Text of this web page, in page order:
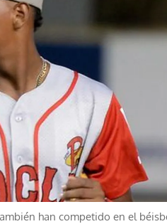
han competido en el